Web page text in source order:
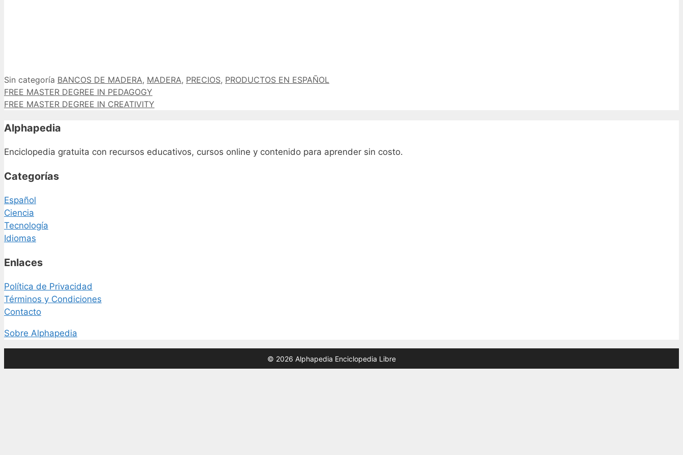
Categorías
Sin categoría Etiquetas
BANCOS DE MADERA, MADERA, PRECIOS, PRODUCTOS EN ESPAÑOL
FREE MASTER DEGREE IN PEDAGOGY
FREE MASTER DEGREE IN CREATIVITY
Alphapedia
Enciclopedia gratuita con recursos educativos, cursos online y contenido para aprender sin costo.
Categorías
Español
Ciencia
Tecnología
Idiomas
Enlaces
Política de Privacidad
Términos y Condiciones
Contacto
Sobre Alphapedia